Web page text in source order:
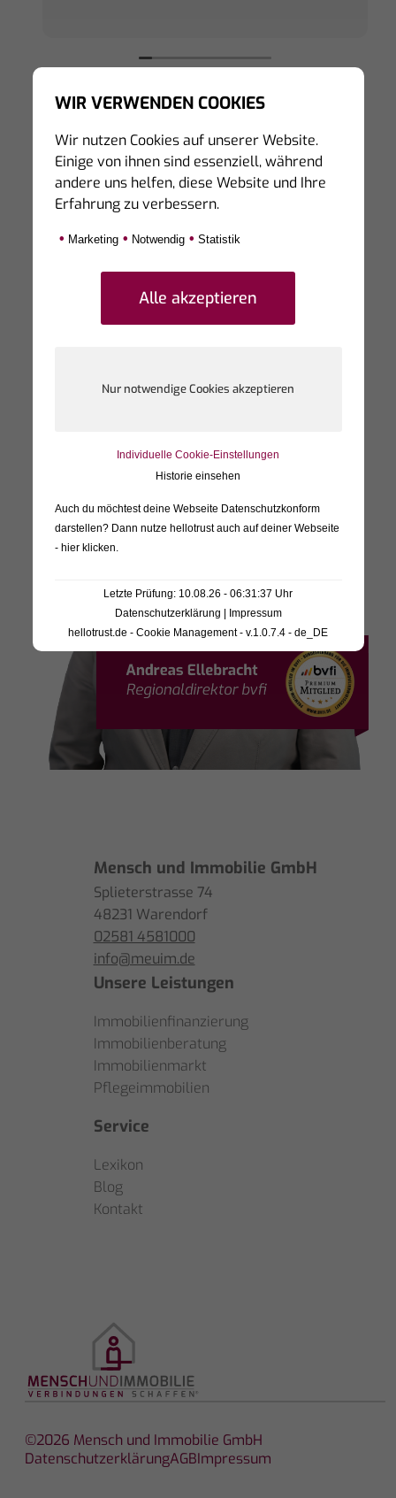
Hinweis zur Echtheit von Bewertungen:
Die hier veröffentlichten Bewertungen stammen
von Personen, die unsere Dienstleistungen auf
Eine Prüfung der Echtheit kann derzeit nicht
sicher gestellt werden, da die bewertenden
Personen teilweise unter Synonymen diese auf
den Seiten von Dritten hinterlassen.
Mensch und Immobilie GmbH
Splieterstrasse 74
48231 Warendorf
02581 4581000
info@meuim.de
Unsere Leistungen
Immobilienfinanzierung
Immobilienberatung
Immobilienmarkt
Pflegeimmobilien
Service
Lexikon
Blog
Kontakt
©2026 Mensch und Immobilie GmbH
DatenschutzerklärungAGBImpressum
WIR VERWENDEN COOKIES
Wir nutzen Cookies auf unserer Website.
Einige von ihnen sind essenziell, während
andere uns helfen, diese Website und Ihre
Erfahrung zu verbessern.
• Marketing • Notwendig • Statistik
Individuelle Cookie-Einstellungen
Historie einsehen
Auch du möchtest deine Webseite Datenschutzkonform
darstellen? Dann nutze hellotrust auch auf deiner Webseite
- hier klicken.
Letzte Prüfung: 10.08.26 - 06:31:37 Uhr
Datenschutzerklärung
Impressum
hellotrust.de - Cookie Management - v.1.0.7.4 - de_DE